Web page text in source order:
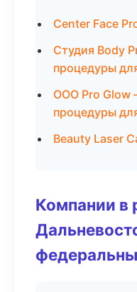
Center Face
Студия Body
процедуры
ООО Pro Glow
процедуры
Beauty Laser
Компании в